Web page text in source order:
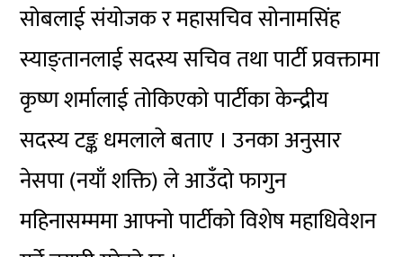
सोबलाई संयोजक र महासचिव सोनामसिंह
स्याङ्तानलाई सदस्य सचिव तथा पार्टी प्रवक्तामा
कृष्ण शर्मालाई तोकिएको पार्टीका केन्द्रीय
सदस्य टङ्क धमलाले बताए । उनका अनुसार
नेसपा (नयाँ शक्ति) ले आउँदो फागुन
महिनासम्ममा आफ्नो पार्टीको विशेष महाधिवेशन